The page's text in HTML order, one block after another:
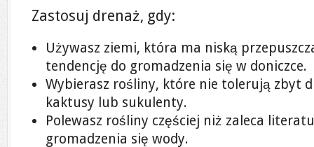
Zastosuj drenaż, gdy:
Używasz ziemi, która ma niską
tendencję do gromadzenia się w doniczce.
Wybierasz rośliny, które nie tolerują zbyt
kaktusy lub sukulenty.
Polewasz rośliny częściej niż zaleca
gromadzenia się wody.